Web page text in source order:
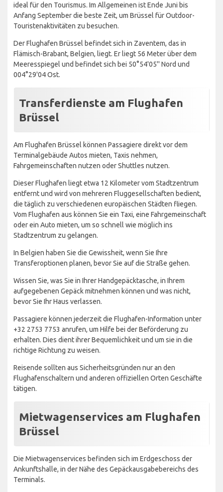
ideal für den Tourismus. Im Allgemeinen ist Ende Juni bis
Anfang September die beste Zeit, um Brüssel für Outdoor-
Touristenaktivitäten zu besuchen.
Der Flughafen Brüssel befindet sich in Zaventem, das in
Flämisch-Brabant, Belgien, liegt. Er liegt 56 Meter über dem
Meeresspiegel und befindet sich bei 50°54'05'' Nord und
004°29'04 Ost.
Transferdienste am Flughafen
Brüssel
Am Flughafen Brüssel können Passagiere direkt vor dem
Terminalgebäude Autos mieten, Taxis nehmen,
Fahrgemeinschaften nutzen oder Shuttles nutzen.
Dieser Flughafen liegt etwa 12 Kilometer vom Stadtzentrum
entfernt und wird von mehreren Fluggesellschaften bedient,
die täglich zu verschiedenen europäischen Städten fliegen.
Vom Flughafen aus können Sie ein Taxi, eine Fahrgemeinschaft
oder ein Auto mieten, um so schnell wie möglich ins
Stadtzentrum zu gelangen.
In Belgien haben Sie die Gewissheit, wenn Sie Ihre
Transferoptionen planen, bevor Sie auf die Straße gehen.
Wissen Sie, was Sie in Ihrer Handgepäcktasche, in Ihrem
aufgegebenen Gepäck mitnehmen können und was nicht,
bevor Sie Ihr Haus verlassen.
Passagiere können jederzeit die Flughafen-Information unter
+32 2753 7753 anrufen, um Hilfe bei der Beförderung zu
erhalten. Dies dient ihrer Bequemlichkeit und um sie in die
richtige Richtung zu weisen.
Reisende sollten aus Sicherheitsgründen nur an den
Flughafenschaltern und anderen offiziellen Orten Geschäfte
tätigen.
Mietwagenservices am Flughafen
Brüssel
Die Mietwagenservices befinden sich im Erdgeschoss der
Ankunftshalle, in der Nähe des Gepäckausgabebereichs des
Terminals.